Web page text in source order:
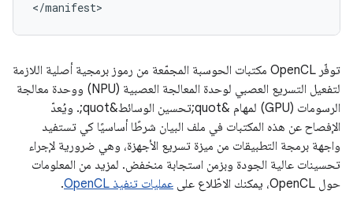
توفّر OpenCL مكتبات الحوسبة المجمّعة من رموز برمجية أصلية اللازمة
لتفعيل التسريع العصبي لوحدة المعالجة العصبية (NPU) ووحدة معالجة
الرسومات (GPU) لمهام &quot;تحسين الوسائط&quot;. ويُعدّ
الإفصاح عن هذه المكتبات في ملف البيان شرطًا أساسيًا كي تستفيد
واجهة برمجة التطبيقات من ميزة تسريع الأجهزة، وهي ضرورية لإجراء
تحسينات عالية الجودة وبزمن استجابة منخفض. لمزيد من المعلومات
حول OpenCL، يمكنك الاطّلاع على
عمليات تنفيذ OpenCL
.